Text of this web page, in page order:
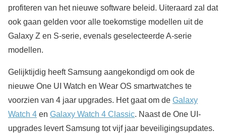
profiteren van het nieuwe software beleid. Uiteraard zal dat
ook gaan gelden voor alle toekomstige modellen uit de
Galaxy Z en S-serie, evenals geselecteerde A-serie
modellen.
Gelijktijdig heeft Samsung aangekondigd om ook de
nieuwe One UI Watch en Wear OS smartwatches te
voorzien van 4 jaar upgrades. Het gaat om de Galaxy
Watch 4 en Galaxy Watch 4 Classic. Naast de One UI-
upgrades levert Samsung tot vijf jaar beveiligingsupdates.